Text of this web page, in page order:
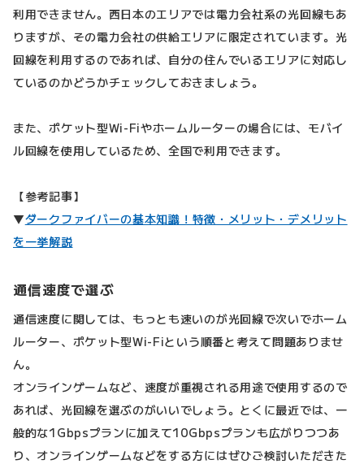
利用できません。西日本のエリアでは電力会社系の光回線もあ
りますが、その電力会社の供給エリアに限定されています。光
回線を利用するのであれば、自分の住んでいるエリアに対応し
ているのかどうかチェックしておきましょう。
また、ポケット型Wi-Fiやホームルーターの場合には、モバイ
ル回線を使用しているため、全国で利用できます。
【参考記事】
▼ダークファイバーの基本知識！特徴・メリット・デメリット
を一挙解説
通信速度で選ぶ
通信速度に関しては、もっとも速いのが光回線で次いでホーム
ルーター、ポケット型Wi-Fiという順番と考えて問題ありませ
ん。
オンラインゲームなど、速度が重視される用途で使用するので
あれば、光回線を選ぶのがいいでしょう。とくに最近では、一
般的な1Gbpsプランに加えて10Gbpsプランも広がりつつあ
り、オンラインゲームなどをする方にはぜひご検討いただきた